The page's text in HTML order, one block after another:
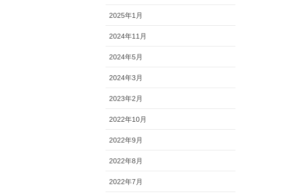
2025年1月
2024年11月
2024年5月
2024年3月
2023年2月
2022年10月
2022年9月
2022年8月
2022年7月